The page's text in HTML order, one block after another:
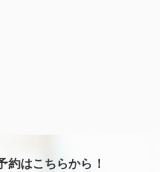
約はこちらから！